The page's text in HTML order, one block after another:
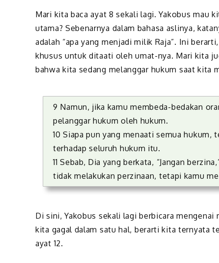
Mari kita baca ayat 8 sekali lagi. Yakobus mau
utama? Sebenarnya dalam bahasa aslinya,
adalah “apa yang menjadi milik Raja”. Ini
khusus untuk ditaati oleh umat-nya. Mari kita
bahwa kita sedang melanggar hukum saat kita
9 Namun, jika kamu membeda-bedakan
pelanggar hukum oleh hukum.
10 Siapa pun yang menaati semua hukum,
terhadap seluruh hukum itu.
11 Sebab, Dia yang berkata, “Jangan
tidak melakukan perzinaan, tetapi kamu
Di sini, Yakobus sekali lagi berbicara
kita gagal dalam satu hal, berarti kita ternyata
ayat 12.